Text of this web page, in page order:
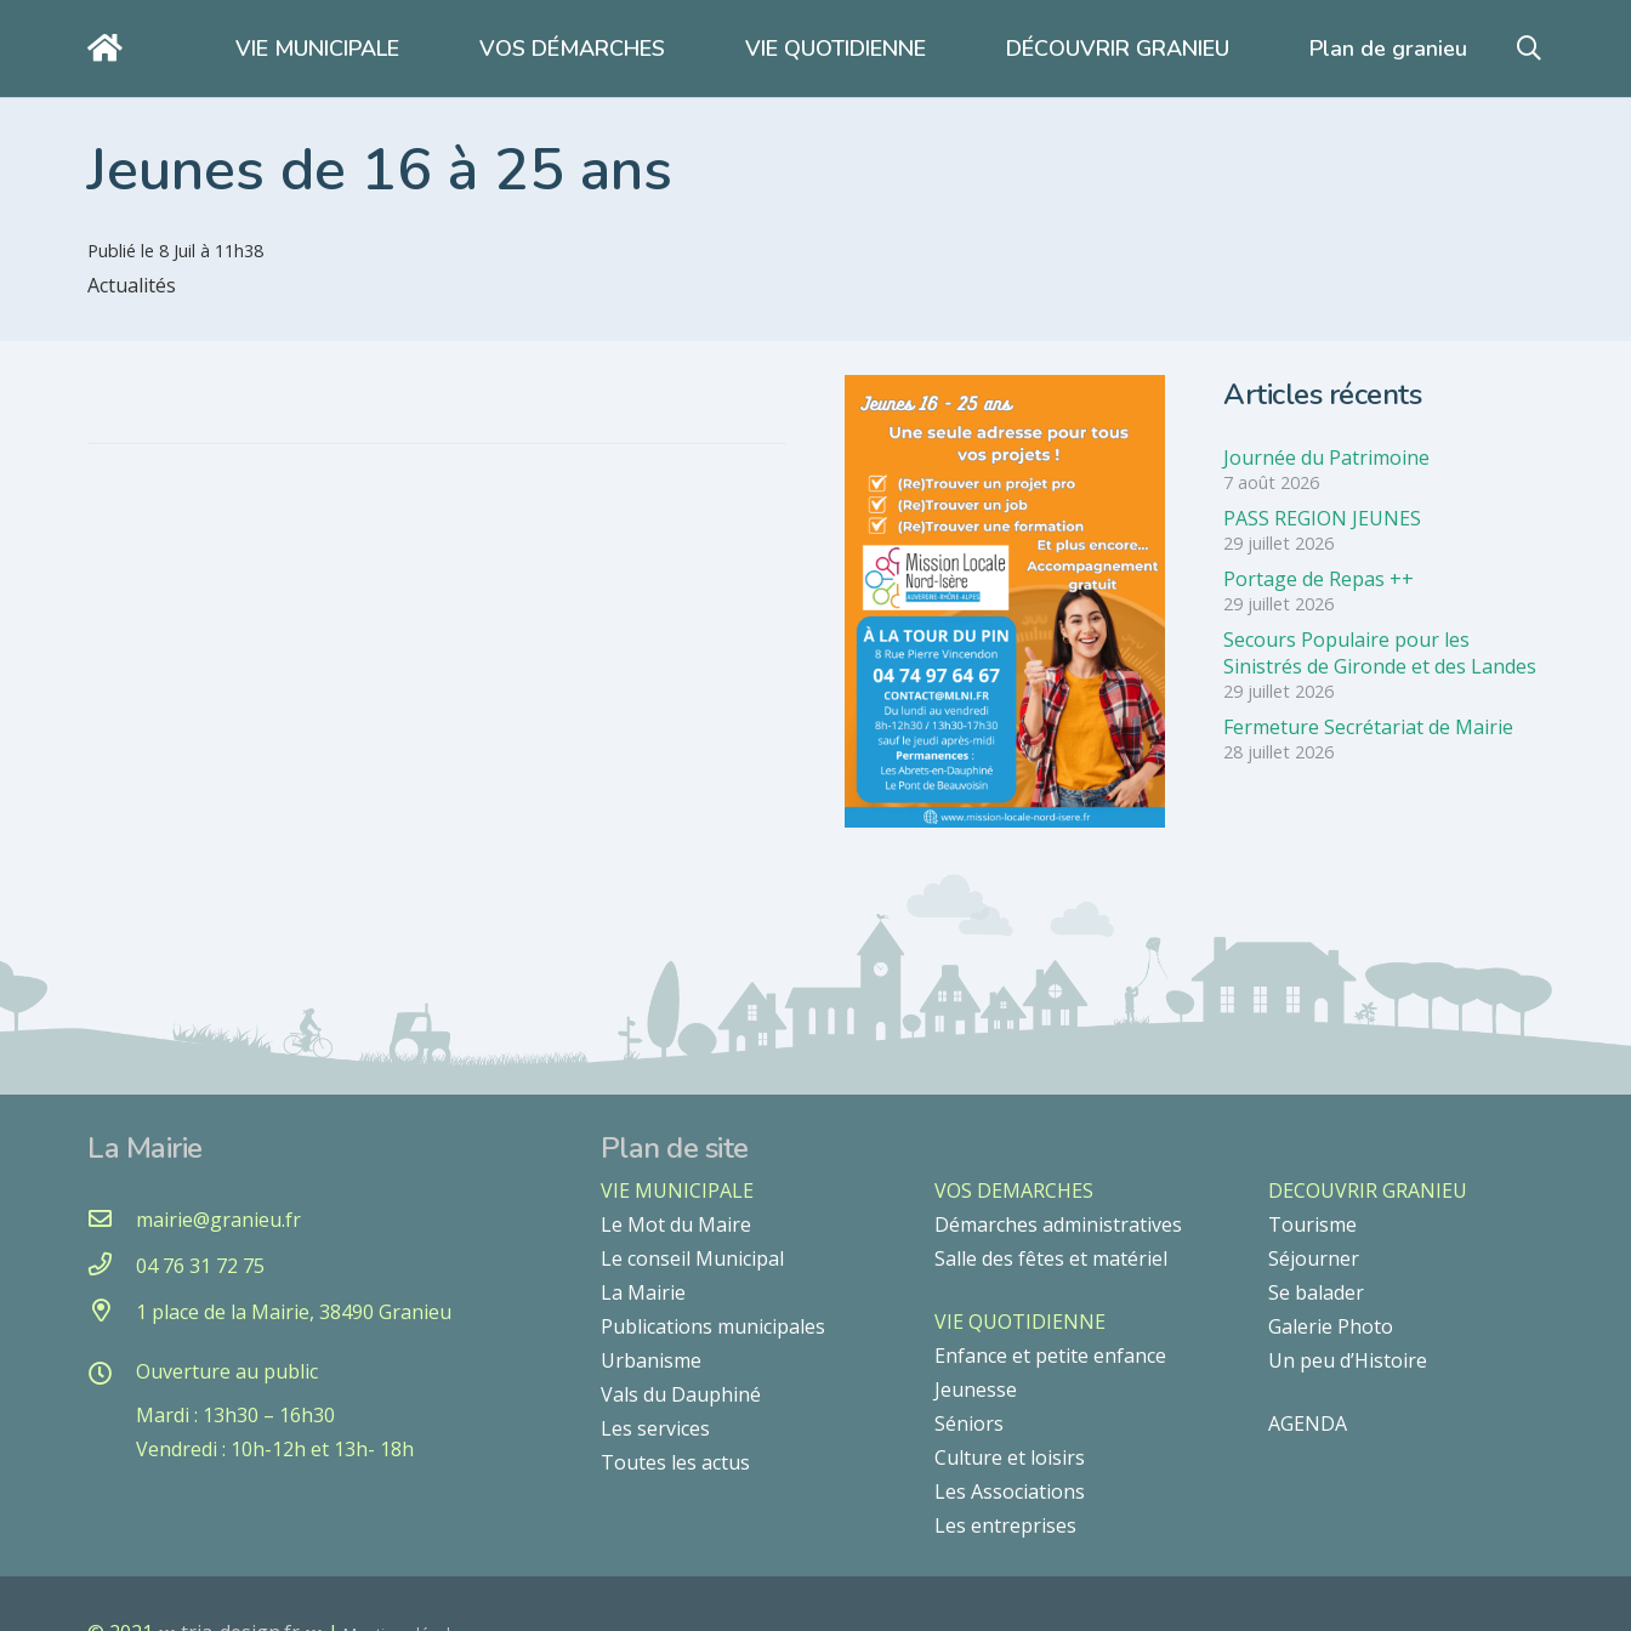
VIE MUNICIPALE VOS DÉMARCHES VIE QUOTIDIENNE DÉCOUVRIR GRANIEU Plan de granieu
Jeunes de 16 à 25 ans
Publié le 8 Juil à 11h38
Actualités
Articles récents
Journée du Patrimoine
7 août 2026
PASS REGION JEUNES
29 juillet 2026
Portage de Repas ++
29 juillet 2026
Secours Populaire pour les
Sinistrés de Gironde et des Landes
29 juillet 2026
Fermeture Secrétariat de Mairie
28 juillet 2026
La Mairie
mairie@granieu.fr
04 76 31 72 75
1 place de la Mairie, 38490 Granieu
Ouverture au public
Mardi : 13h30 – 16h30
Vendredi : 10h-12h et 13h- 18h
Plan de site
VIE MUNICIPALE
Le Mot du Maire
Le conseil Municipal
La Mairie
Publications municipales
Urbanisme
Vals du Dauphiné
Les services
Toutes les actus
VOS DEMARCHES
Démarches administratives
Salle des fêtes et matériel
VIE QUOTIDIENNE
Enfance et petite enfance
Jeunesse
Séniors
Culture et loisirs
Les Associations
Les entreprises
DECOUVRIR GRANIEU
Tourisme
Séjourner
Se balader
Galerie Photo
Un peu d’Histoire
AGENDA